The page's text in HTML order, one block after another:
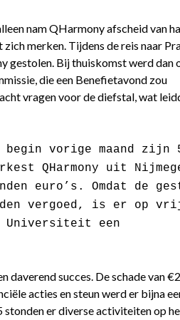
nam QHarmony afscheid van
merken. Tijdens de reis naar
gestolen. Bij thuiskomst werd dan
die een Benefietavond zou
vragen voor de diefstal, wat
begin vorige maand zijn
QHarmony uit
euro’s. Omdat de
vergoed, is er op
Universiteit een
succes. De schade van
acties en steun werd er bijna
stonden er diverse activiteiten op